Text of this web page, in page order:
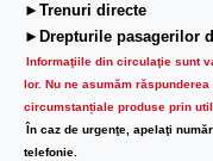
►Trenuri directe
►Drepturile pasagerilor
Informaţiile din circulaţie sunt
lor. Nu ne asumăm
circumstanțiale produse prin
În caz de urgenţe, apelaţi
telefonie.